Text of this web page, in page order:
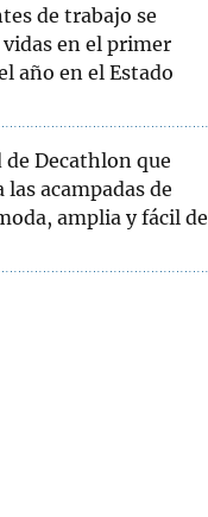
de trabajo se
en el primer
año en el Estado
de Decathlon que
acampadas de
amplia y fácil de